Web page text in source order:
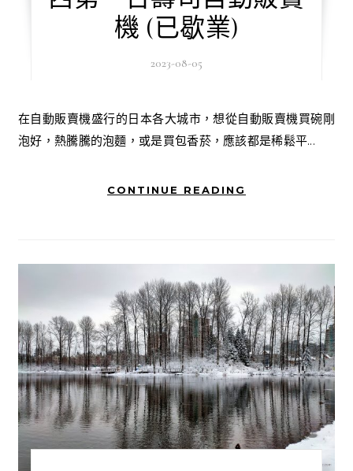
機 (已歇業)
2023-08-05
在自動販賣機盛行的日本各大城市，想從自動販賣機買碗剛
泡好，熱騰騰的泡麵，或是買包香菸，應該都是稀鬆平...
CONTINUE READING